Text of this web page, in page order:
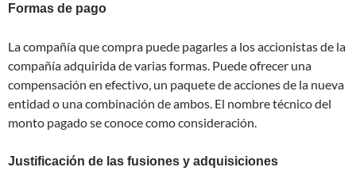
Formas de pago
La compañía que compra puede pagarles a los accionistas de la
compañía adquirida de varias formas. Puede ofrecer una
compensación en efectivo, un paquete de acciones de la nueva
entidad o una combinación de ambos. El nombre técnico del
monto pagado se conoce como consideración.
Justificación de las fusiones y adquisiciones